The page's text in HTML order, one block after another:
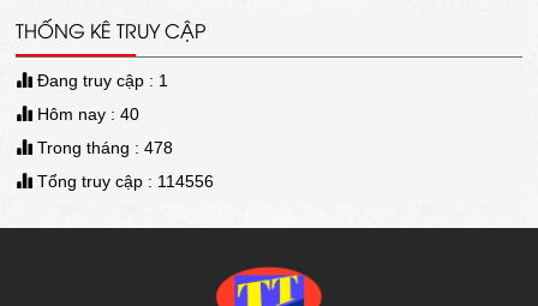
THỐNG KÊ TRUY CẬP
Đang truy cập : 1
Hôm nay : 40
Trong tháng : 478
Tổng truy cập : 114556